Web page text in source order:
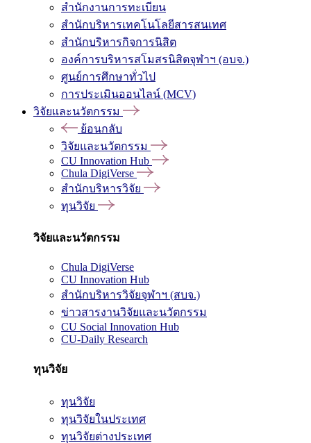
สำนักงานการทะเบียน
สำนักบริหารเทคโนโลยีสารสนเทศ
สำนักบริหารกิจการนิสิต
องค์การบริหารสโมสรนิสิตจุฬาฯ (อบจ.)
ศูนย์การศึกษาทั่วไป
การประเมินออนไลน์ (MCV)
วิจัยและนวัตกรรม
ย้อนกลับ
วิจัยและนวัตกรรม
CU Innovation Hub
Chula DigiVerse
สำนักบริหารวิจัย
ทุนวิจัย
วิจัยและนวัตกรรม
Chula DigiVerse
CU Innovation Hub
สำนักบริหารวิจัยจุฬาฯ (สบจ.)
ข่าวสารงานวิจัยและนวัตกรรม
CU Social Innovation Hub
CU-Daily Research
ทุนวิจัย
ทุนวิจัย
ทุนวิจัยในประเทศ
ทุนวิจัยต่างประเทศ